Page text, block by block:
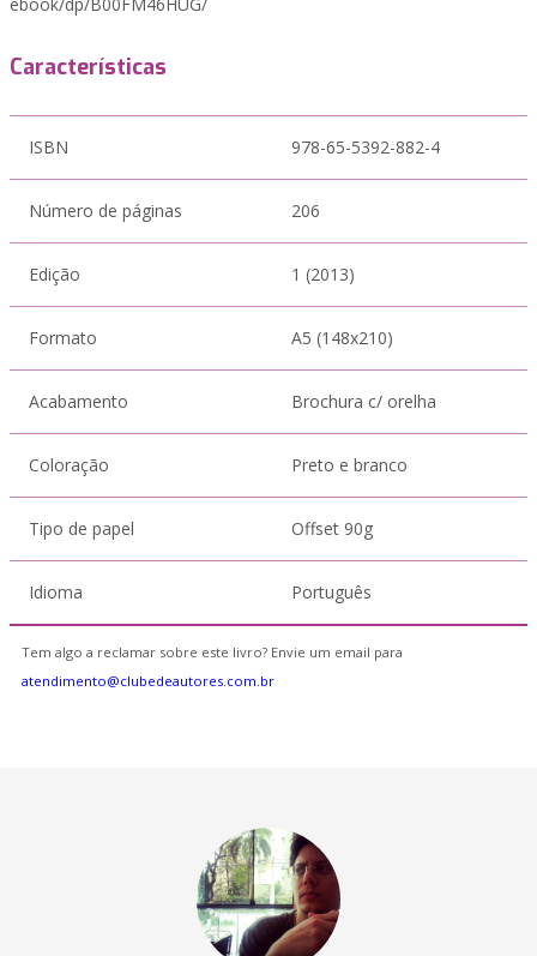
Características
ISBN 978-65-5392-882-4
Número de páginas 206
Edição 1 (2013)
Formato A5 (148x210)
Acabamento Brochura c/ orelha
Coloração Preto e branco
Tipo de papel Offset 90g
Idioma Português
Tem algo a reclamar sobre este livro? Envie um email para
atendimento@clubedeautores.com.br